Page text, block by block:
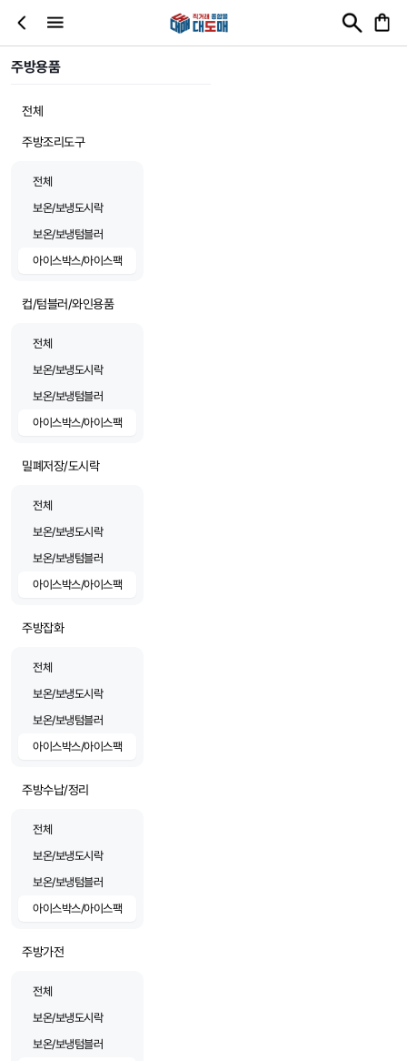
주방용품
전체
주방조리도구
전체
보온/보냉도시락
보온/보냉텀블러
아이스박스/아이스팩
컵/텀블러/와인용품
전체
보온/보냉도시락
보온/보냉텀블러
아이스박스/아이스팩
밀폐저장/도시락
전체
보온/보냉도시락
보온/보냉텀블러
아이스박스/아이스팩
주방잡화
전체
보온/보냉도시락
보온/보냉텀블러
아이스박스/아이스팩
주방수납/정리
전체
보온/보냉도시락
보온/보냉텀블러
아이스박스/아이스팩
주방가전
전체
보온/보냉도시락
보온/보냉텀블러